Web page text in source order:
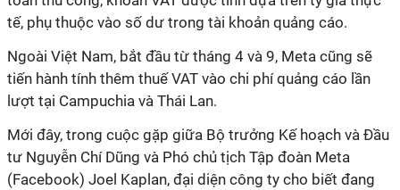
tế, phụ thuộc vào số dư trong tài khoản quảng cáo.
Ngoài Việt Nam, bắt đầu từ tháng 4 và 9, Meta cũng sẽ
tiến hành tính thêm thuế VAT vào chi phí quảng cáo lần
lượt tại Campuchia và Thái Lan.
Mới đây, trong cuộc gặp giữa Bộ trưởng Kế hoạch và Đầu
tư Nguyễn Chí Dũng và Phó chủ tịch Tập đoàn Meta
(Facebook) Joel Kaplan, đại diện công ty cho biết đang